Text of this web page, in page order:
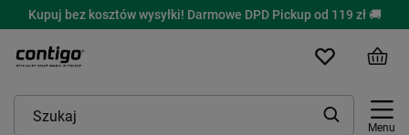
Kupuj bez kosztów wysyłki! Darmowe DPD Pickup od 119 zł 🚚
Menu